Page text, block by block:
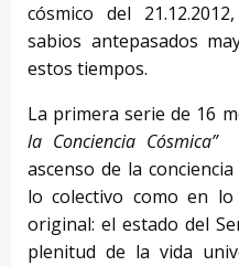
cósmico del
sabios antepasados
estos tiempos.
La primera serie de 16
la Conciencia Cósmica”
ascenso de la
lo colectivo como en
original: el estado del
plenitud de la vida